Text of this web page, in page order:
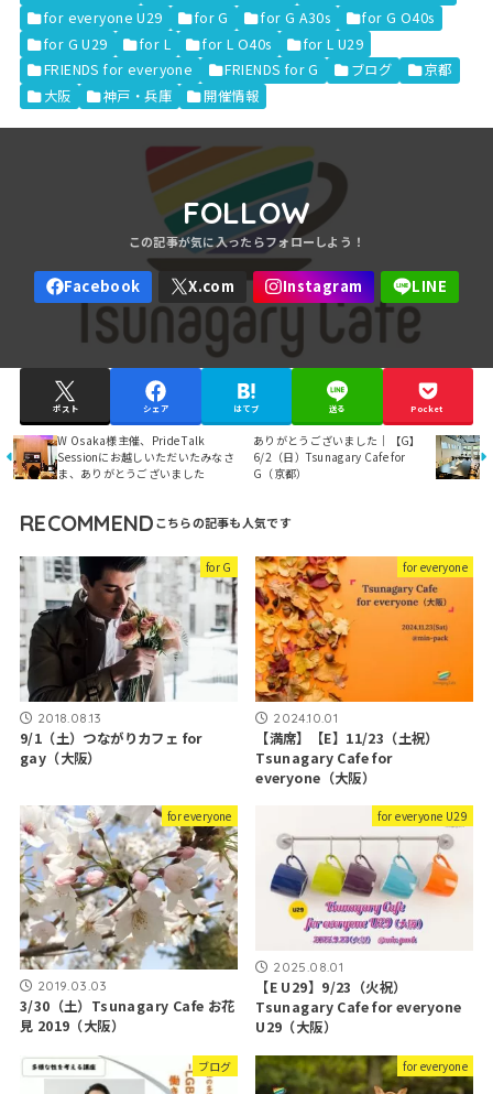
for everyone U29
for G for G A30s
for G O40s
for G U29
for L for L O40s
for L U29
FRIENDS for everyone
FRIENDS for G ブログ
京都
大阪
神戸・兵庫 開催情報
FOLLOW
ポスト シェア はてブ 送る Pocket
W Osaka様主催、Pride Talk
Sessionにお越しいただいたみなさ
ま、ありがとうございました
ありがとうございました｜【G】
6/2（日）Tsunagary Cafe for
G（京都）
RECOMMEND
for G
2018.08.13
9/1（土）つながりカフェ for
gay（大阪）
for everyone
2024.10.01
【満席】【E】11/23（土祝）
Tsunagary Cafe for
everyone（大阪）
for everyone
2019.03.03
3/30（土）Tsunagary Cafe お花
見 2019（大阪）
for everyone U29
2025.08.01
【E U29】9/23（火祝）
Tsunagary Cafe for everyone
U29（大阪）
ブログ for everyone